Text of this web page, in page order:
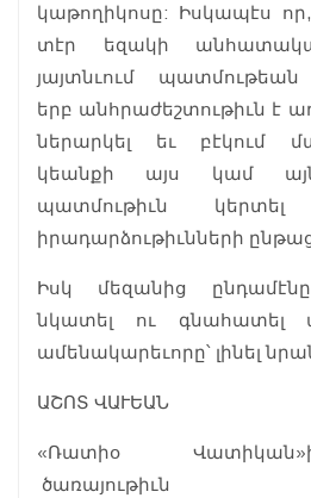
կաթողիկոսը: Իսկապէս
տէր եզակի
յայտնւում
երբ անհրաժեշտութիւն է
ներարկել եւ բէկում
կեանքի այս կամ այն
պատմութիւն կերտել
իրադարձութիւնների
Իսկ մեզանից
նկատել ու գնահատել
ամենակարեւորը՝ լինել
ԱՇՈՏ ՎԱՒԵԱՆ
«Ռատիօ
ծառայութիւն